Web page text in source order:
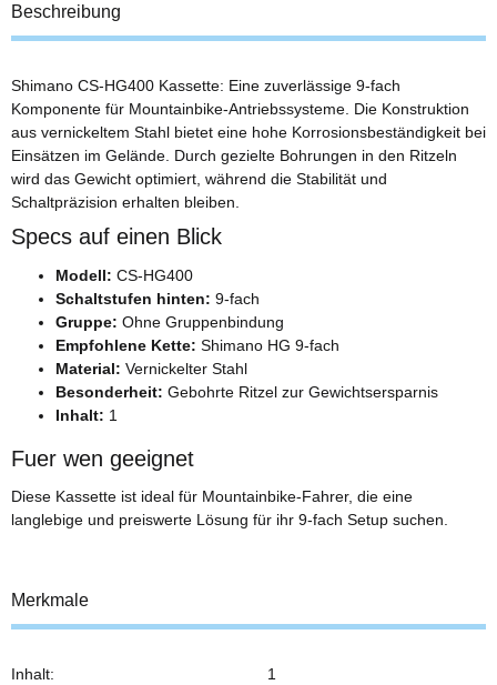
Beschreibung
Shimano CS-HG400 Kassette: Eine zuverlässige 9-fach
Komponente für Mountainbike-Antriebssysteme. Die Konstruktion
aus vernickeltem Stahl bietet eine hohe Korrosionsbeständigkeit bei
Einsätzen im Gelände. Durch gezielte Bohrungen in den Ritzeln
wird das Gewicht optimiert, während die Stabilität und
Schaltpräzision erhalten bleiben.
Specs auf einen Blick
Modell: CS-HG400
Schaltstufen hinten: 9-fach
Gruppe: Ohne Gruppenbindung
Empfohlene Kette: Shimano HG 9-fach
Material: Vernickelter Stahl
Besonderheit: Gebohrte Ritzel zur Gewichtsersparnis
Inhalt: 1
Fuer wen geeignet
Diese Kassette ist ideal für Mountainbike-Fahrer, die eine
langlebige und preiswerte Lösung für ihr 9-fach Setup suchen.
Merkmale
Inhalt:
1